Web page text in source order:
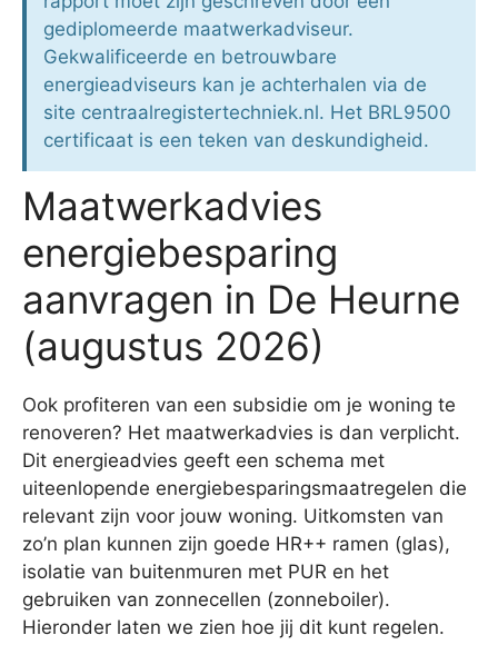
gediplomeerde maatwerkadviseur.
Gekwalificeerde en betrouwbare
energieadviseurs kan je achterhalen via de
site centraalregistertechniek.nl. Het BRL9500
certificaat is een teken van deskundigheid.
Maatwerkadvies
energiebesparing
aanvragen in De Heurne
(augustus 2026)
Ook profiteren van een subsidie om je woning te
renoveren? Het maatwerkadvies is dan verplicht.
Dit energieadvies geeft een schema met
uiteenlopende energiebesparingsmaatregelen die
relevant zijn voor jouw woning. Uitkomsten van
zo’n plan kunnen zijn goede HR++ ramen (glas),
isolatie van buitenmuren met PUR en het
gebruiken van zonnecellen (zonneboiler).
Hieronder laten we zien hoe jij dit kunt regelen.